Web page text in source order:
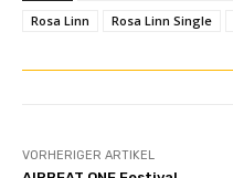
Rosa Linn
Rosa Linn Single
VORHERIGER ARTIKEL